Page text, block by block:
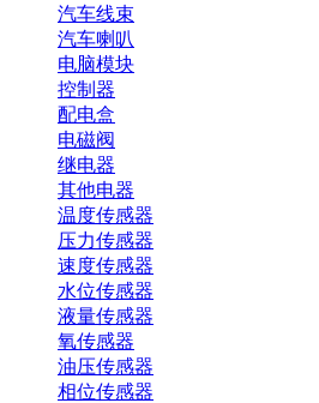
汽车线束
汽车喇叭
电脑模块
控制器
配电盒
电磁阀
继电器
其他电器
温度传感器
压力传感器
速度传感器
水位传感器
液量传感器
氧传感器
油压传感器
相位传感器